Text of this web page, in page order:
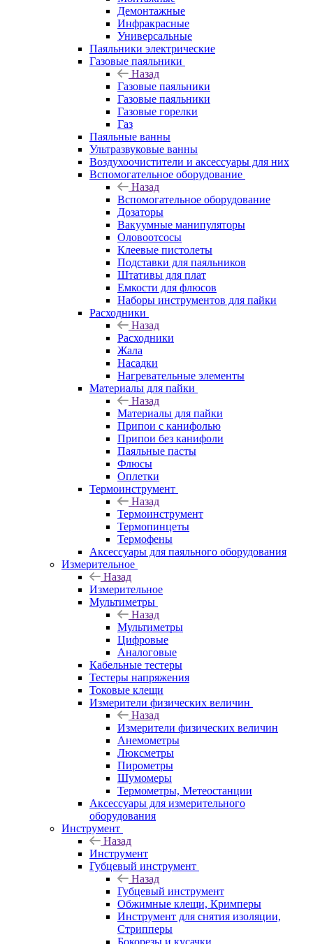
Демонтажные
Инфракрасные
Универсальные
Паяльники электрические
Газовые паяльники
Назад
Газовые паяльники
Газовые паяльники
Газовые горелки
Газ
Паяльные ванны
Ультразвуковые ванны
Воздухоочистители и аксессуары для них
Вспомогательное оборудование
Назад
Вспомогательное оборудование
Дозаторы
Вакуумные манипуляторы
Оловоотсосы
Клеевые пистолеты
Подставки для паяльников
Штативы для плат
Емкости для флюсов
Наборы инструментов для пайки
Расходники
Назад
Расходники
Жала
Насадки
Нагревательные элементы
Материалы для пайки
Назад
Материалы для пайки
Припои с канифолью
Припои без канифоли
Паяльные пасты
Флюсы
Оплетки
Термоинструмент
Назад
Термоинструмент
Термопинцеты
Термофены
Аксессуары для паяльного оборудования
Измерительное
Назад
Измерительное
Мультиметры
Назад
Мультиметры
Цифровые
Аналоговые
Кабельные тестеры
Тестеры напряжения
Токовые клещи
Измерители физических величин
Назад
Измерители физических величин
Анемометры
Люксметры
Пирометры
Шумомеры
Термометры, Метеостанции
Аксессуары для измерительного
оборудования
Инструмент
Назад
Инструмент
Губцевый инструмент
Назад
Губцевый инструмент
Обжимные клещи, Кримперы
Инструмент для снятия изоляции,
Стрипперы
Бокорезы и кусачки